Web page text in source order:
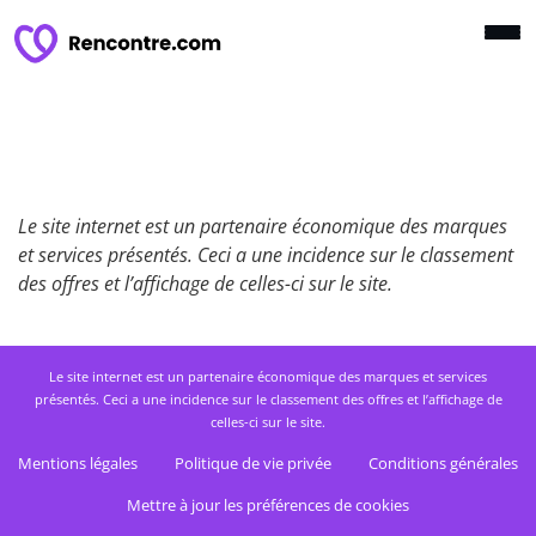
Le site internet est un partenaire économique des marques
et services présentés. Ceci a une incidence sur le classement
des offres et l’affichage de celles-ci sur le site.
Le site internet est un partenaire économique des marques et services
présentés. Ceci a une incidence sur le classement des offres et l’affichage de
celles-ci sur le site.
Mentions légales Politique de vie privée
Conditions générales
Mettre à jour les préférences de cookies